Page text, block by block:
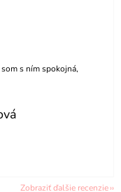
s ním spokojná,
Zobraziť ďalšie recenzie